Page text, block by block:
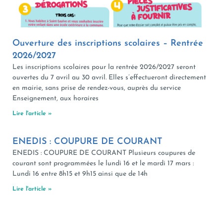
Ouverture des inscriptions scolaires – Rentrée
2026/2027
Les inscriptions scolaires pour la rentrée 2026/2027 seront
ouvertes du 7 avril au 30 avril. Elles s’effectueront directement
en mairie, sans prise de rendez-vous, auprès du service
Enseignement, aux horaires
Lire l'article »
ENEDIS : COUPURE DE COURANT
ENEDIS : COUPURE DE COURANT Plusieurs coupures de
courant sont programmées le lundi 16 et le mardi 17 mars :
Lundi 16 entre 8h15 et 9h15 ainsi que de 14h
Lire l'article »